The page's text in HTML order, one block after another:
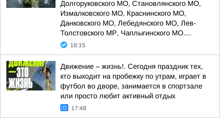
Долгоруковского МО, Становлянского МО,
Измалковского МО, Краснинского МО,
Данковского МО, Лебедянского МО, Лев-
Толстовского МР, Чаплыгинского МО....
18:15
Движение – жизнь!. Сегодня праздник тех,
кто выходит на пробежку по утрам, играет в
футбол во дворе, занимается в спортзале
или просто любит активный отдых
17:48